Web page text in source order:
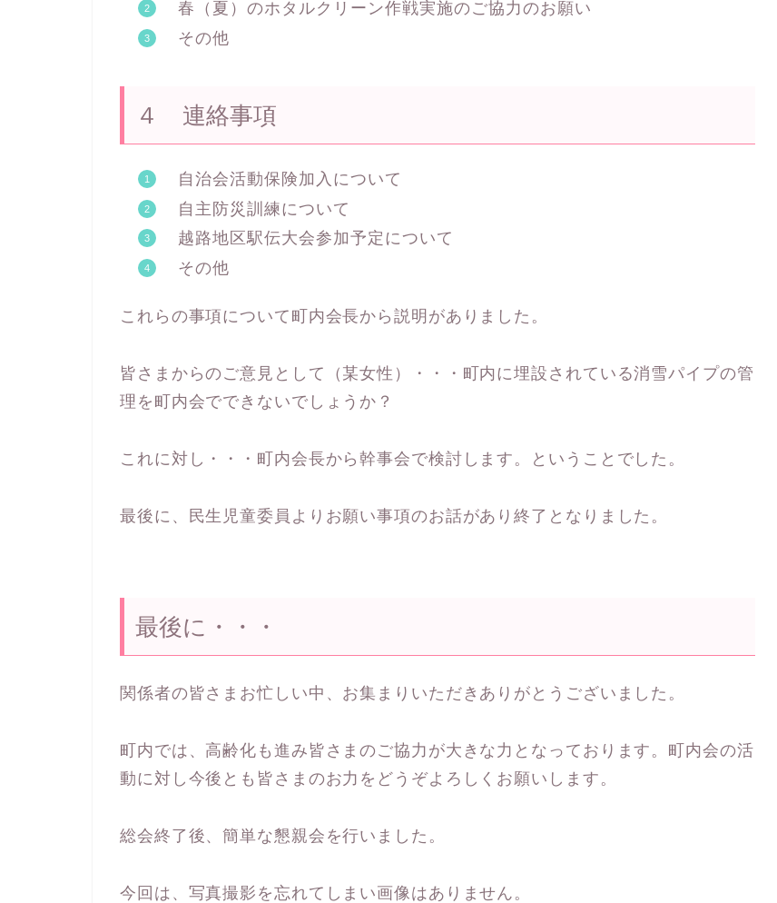
春（夏）のホタルクリーン作戦実施のご協力のお願い
その他
４ 連絡事項
自治会活動保険加入について
自主防災訓練について
越路地区駅伝大会参加予定について
その他
これらの事項について町内会長から説明がありました。
皆さまからのご意見として（某女性）・・・町内に埋設されている消雪パイプの管
理を町内会でできないでしょうか？
これに対し・・・町内会長から幹事会で検討します。ということでした。
最後に、民生児童委員よりお願い事項のお話があり終了となりました。
最後に・・・
関係者の皆さまお忙しい中、お集まりいただきありがとうございました。
町内では、高齢化も進み皆さまのご協力が大きな力となっております。町内会の活
動に対し今後とも皆さまのお力をどうぞよろしくお願いします。
総会終了後、簡単な懇親会を行いました。
今回は、写真撮影を忘れてしまい画像はありません。